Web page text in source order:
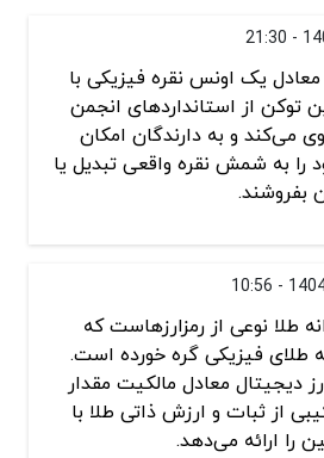
یک اونس نقره فیزیکی با
این توکن از استانداردهای انجمن
می‌کند و به دارندگان امکان
به شمش نقره واقعی تبدیل یا
بفروشند.
طلا نوعی از رمزارزهاست که
طلای فیزیکی گره خورده است.
دیجیتال معادل مالکیت مقدار
از ثبات و ارزش ذاتی طلا با
را ارائه می‌دهد.